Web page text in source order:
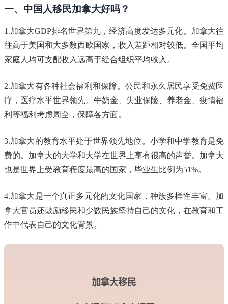
一、中国人移民加拿大好吗？
1.加拿大GDP排名世界第九，经济高度发达多元化。加拿大往
往高于美国和大多数西欧国家，收入差距相对较低。全国平均
家庭人均可支配收入远高于经合组织平均收入。
2.加拿大有各种社会福利和保障。公民和永久居民享受免费医
疗，医疗水平世界领先。牛奶金、失业保险、养老金、疫情福
利等福利考虑周全，保障各方面。
3.加拿大的教育水平处于世界领先地位。小学和中学教育是免
费的。加拿大的大学和大学在世界上享有很高的声誉。加拿大
也是世界上受教育程度最高的国家，毕业生比例为51%。
4.加拿大是一个真正多元化的文化国家，种族多样性丰富。加
拿大官员还鼓励移民和少数民族坚持自己的文化，在教育和工
作中代表自己的文化背景。